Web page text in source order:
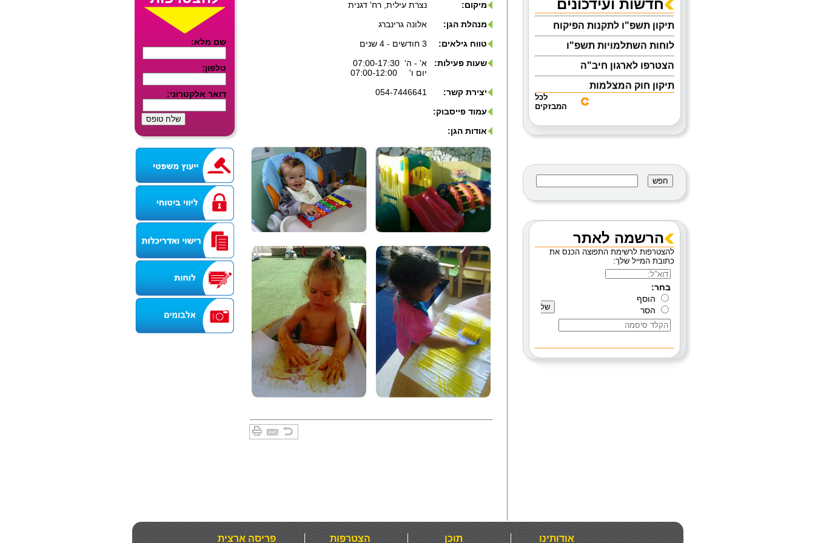
חדשות ועידכונים
תיקון תשפ"ו לתקנות הפיקוח
לוחות השתלמויות תשפ"ו
הצטרפו לארגון חיב"ה
תיקון חוק המצלמות
אוגדן הנחיות להפעלת מעון יום
מניעת נפילות בעת טיפול
והחתלה
לכל
המבזקים
הרשמה לאתר
להצטרפות לרשימת התפוצה הכנס את
כתובת המייל שלך:
מיקום:
נצרת עילית, רח' דגנית
מנהלת הגן:
אלונה גרינברג
טווח גילאים:
3 חודשים - 4 שנים
שעות פעילות:
א' - ה' 07:00-17:30
יום ו' 07:00-12:00
יצירת קשר:
054-7446641
עמוד פייסבוק:
אודות הגן:
אודותינו תוכן הצטרפות פריסה ארצית